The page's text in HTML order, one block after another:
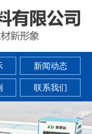
新闻动态
联系我们